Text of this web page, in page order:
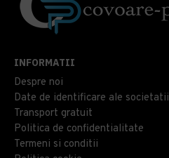
INFORMATII
Despre noi
Date de identificare ale societatii
Transport gratuit
Politica de confidentialitate
Termeni si conditii